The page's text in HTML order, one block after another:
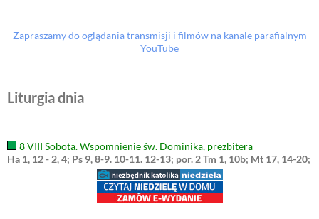
Zapraszamy do oglądania transmisji i filmów na kanale parafialnym
YouTube
Liturgia dnia
8 VIII Sobota. Wspomnienie św. Dominika, prezbitera
Ha 1, 12 - 2, 4; Ps 9, 8-9. 10-11. 12-13; por. 2 Tm 1, 10b; Mt 17, 14-20;